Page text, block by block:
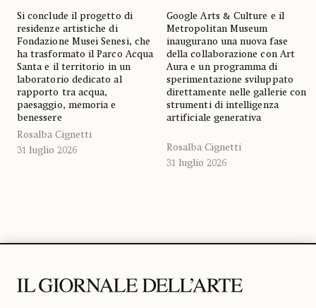
Si conclude il progetto di
residenze artistiche di
Fondazione Musei Senesi, che
ha trasformato il Parco Acqua
Santa e il territorio in un
laboratorio dedicato al
rapporto tra acqua,
paesaggio, memoria e
benessere
Rosalba Cignetti
31 luglio 2026
Google Arts & Culture e il
Metropolitan Museum
inaugurano una nuova fase
della collaborazione con Art
Aura e un programma di
sperimentazione sviluppato
direttamente nelle gallerie con
strumenti di intelligenza
artificiale generativa
Rosalba Cignetti
31 luglio 2026